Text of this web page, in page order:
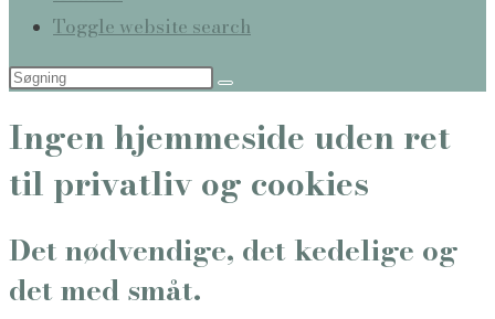
Toggle website search
Ingen hjemmeside uden ret
til privatliv og cookies
Det nødvendige, det kedelige og
det med småt.